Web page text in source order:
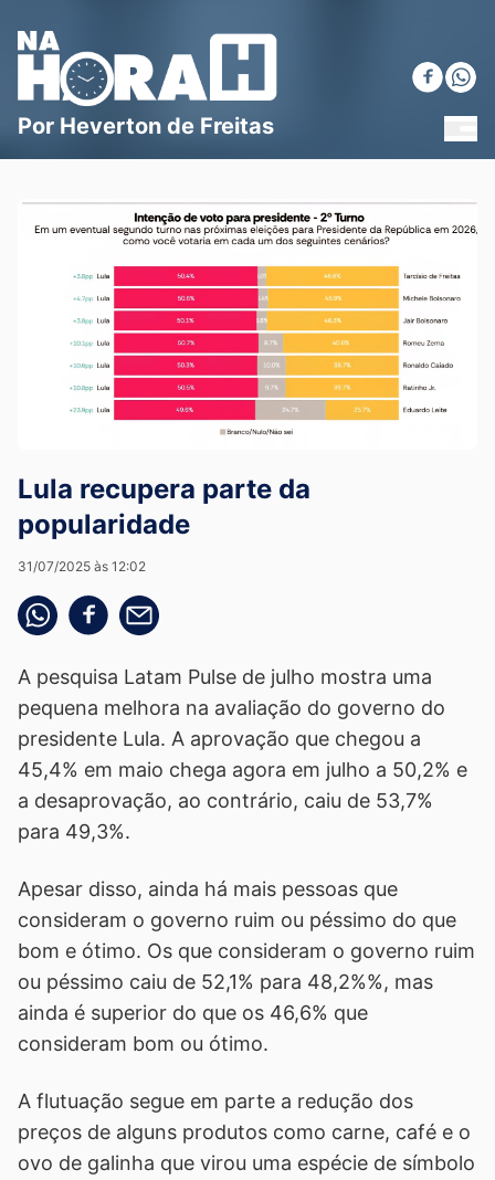
Blog Na Hora H
Por Heverton de Freitas
Lula recupera parte da
popularidade
31/07/2025 às 12:02
Compartilhe pelo whatsapp
Compartilhar no facebook
Compartilhe pelo email
A pesquisa Latam Pulse de julho mostra uma
pequena melhora na avaliação do governo do
presidente Lula. A aprovação que chegou a
45,4% em maio chega agora em julho a 50,2% e
a desaprovação, ao contrário, caiu de 53,7%
para 49,3%.
Apesar disso, ainda há mais pessoas que
consideram o governo ruim ou péssimo do que
bom e ótimo. Os que consideram o governo ruim
ou péssimo caiu de 52,1% para 48,2%%, mas
ainda é superior do que os 46,6% que
consideram bom ou ótimo.
A flutuação segue em parte a redução dos
preços de alguns produtos como carne, café e o
ovo de galinha que virou uma espécie de símbolo